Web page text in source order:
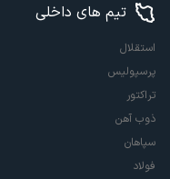
تیم های داخلی
استقلال
پرسپولیس
تراکتور
ذوب آهن
سپاهان
فولاد